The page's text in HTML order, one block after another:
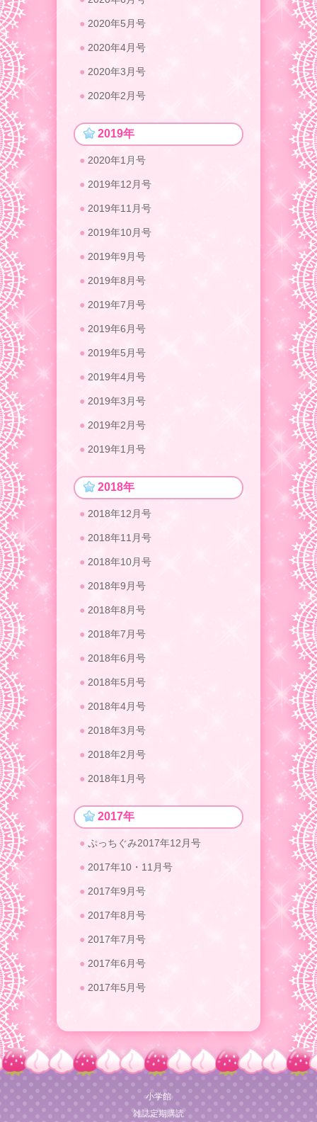
2020年5月号
2020年4月号
2020年3月号
2020年2月号
2019年
2020年1月号
2019年12月号
2019年11月号
2019年10月号
2019年9月号
2019年8月号
2019年7月号
2019年6月号
2019年5月号
2019年4月号
2019年3月号
2019年2月号
2019年1月号
2018年
2018年12月号
2018年11月号
2018年10月号
2018年9月号
2018年8月号
2018年7月号
2018年6月号
2018年5月号
2018年4月号
2018年3月号
2018年2月号
2018年1月号
2017年
ぷっちぐみ2017年12月号
2017年10・11月号
2017年9月号
2017年8月号
2017年7月号
2017年6月号
2017年5月号
小学館
雑誌定期購読